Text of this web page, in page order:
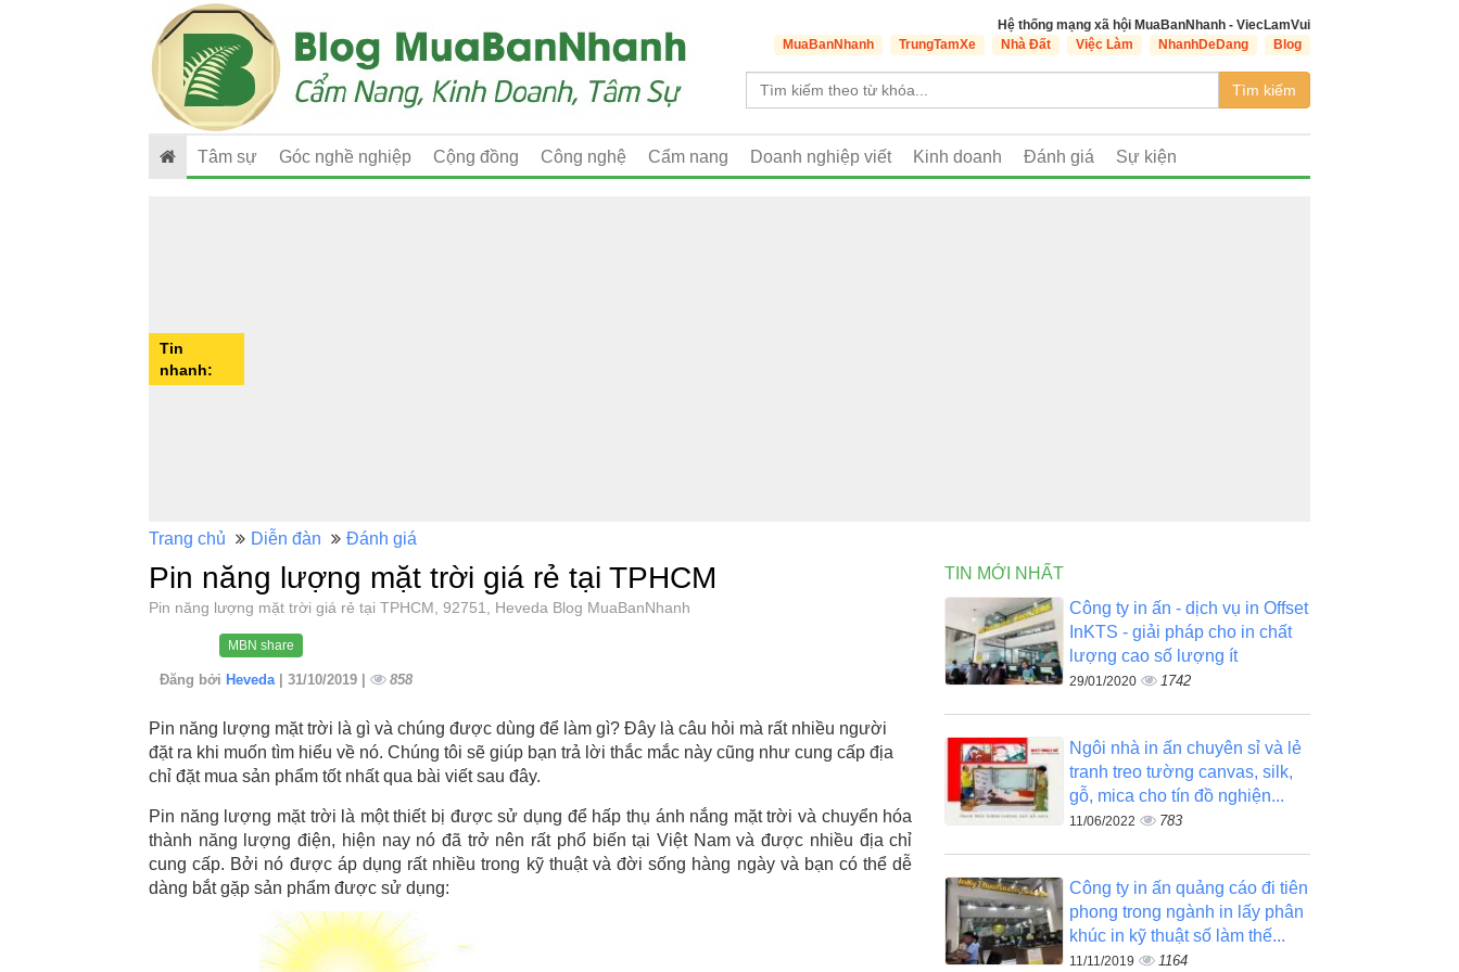
Hệ thống mạng xã hội MuaBanNhanh - ViecLamVui
MuaBanNhanh
TrungTamXe Nhà Đất Việc Làm NhanhDeDang Blog
Tìm kiếm
Tâm sự Góc nghề nghiệp Cộng đồng Công nghệ Cẩm nang Doanh nghiệp viết Kinh doanh Đánh giá Sự kiện
Tin
nhanh:
Trang chủ Diễn đàn Đánh giá
Pin năng lượng mặt trời giá rẻ tại TPHCM
Pin năng lượng mặt trời giá rẻ tại TPHCM, 92751, Heveda Blog MuaBanNhanh
MBN share
Đăng bởi Heveda | 31/10/2019 | 858
Pin năng lượng mặt trời là gì và chúng được dùng để làm gì? Đây là câu hỏi mà rất nhiều người
đặt ra khi muốn tìm hiểu về nó. Chúng tôi sẽ giúp bạn trả lời thắc mắc này cũng như cung cấp địa
chỉ đặt mua sản phẩm tốt nhất qua bài viết sau đây.
Pin năng lượng mặt trời là một thiết bị được sử dụng để hấp thụ ánh nắng mặt trời và chuyển hóa
thành năng lượng điện, hiện nay nó đã trở nên rất phổ biến tại Việt Nam và được nhiều địa chỉ
cung cấp. Bởi nó được áp dụng rất nhiều trong kỹ thuật và đời sống hàng ngày và bạn có thể dễ
dàng bắt gặp sản phẩm được sử dụng:
TIN MỚI NHẤT
Công ty in ấn - dịch vụ in Offset
InKTS - giải pháp cho in chất
lượng cao số lượng ít
29/01/2020 1742
Ngôi nhà in ấn chuyên sỉ và lẻ
tranh treo tường canvas, silk,
gỗ, mica cho tín đồ nghiện...
11/06/2022 783
Công ty in ấn quảng cáo đi tiên
phong trong ngành in lấy phân
khúc in kỹ thuật số làm thế...
11/11/2019 1164